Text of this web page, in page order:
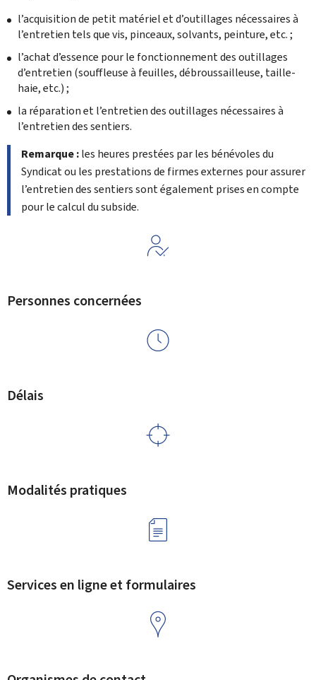
l’acquisition de petit matériel et d’outillages nécessaires à
l’entretien tels que vis, pinceaux, solvants, peinture, etc. ;
l’achat d’essence pour le fonctionnement des outillages
d’entretien (souffleuse à feuilles, débroussailleuse, taille-
haie, etc.) ;
la réparation et l’entretien des outillages nécessaires à
l’entretien des sentiers.
Remarque :les heures prestées par les bénévoles du
Syndicat ou les prestations de firmes externes pour assurer
l’entretien des sentiers sont également prises en compte
pour le calcul du subside.
Personnes concernées
Délais
Modalités pratiques
Services en ligne et formulaires